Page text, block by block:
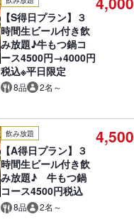
【S得日プラン】３
時間生ビール付き飲
み放題♪牛もつ鍋コ
ース4500円→4000円
税込※平日限定
8品 2名～
飲み放題
【A得日プラン】３
時間生ビール付き飲
み放題♪ 牛もつ鍋
コース4500円税込
8品 2名～
4,500